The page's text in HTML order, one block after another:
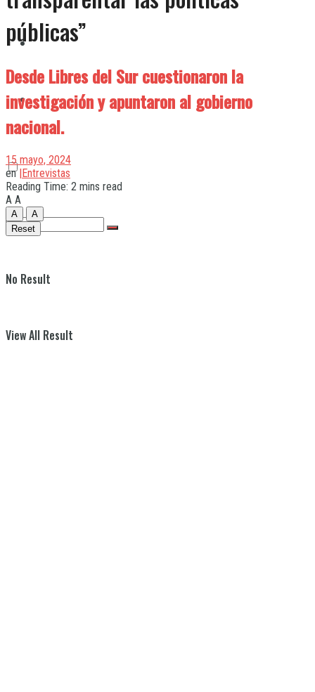
Quilmes
Varela
No Result
View All Result
públicas”
Desde Libres del Sur cuestionaron la
investigación y apuntaron al gobierno
nacional.
15 mayo, 2024
en |Entrevistas
Reading Time: 2 mins read
A A
A
A
Reset